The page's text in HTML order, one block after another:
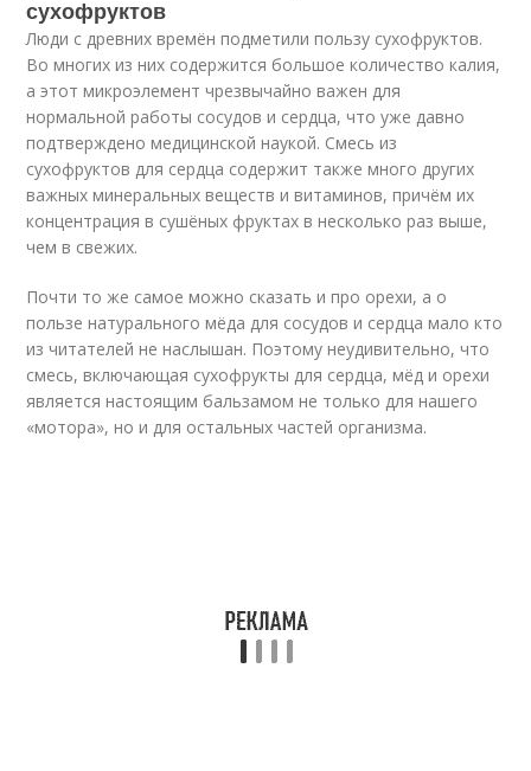
сухофруктов
Люди с древних времён подметили пользу сухофруктов.
Во многих из них содержится большое количество калия,
а этот микроэлемент чрезвычайно важен для
нормальной работы сосудов и сердца, что уже давно
подтверждено медицинской наукой. Смесь из
сухофруктов для сердца содержит также много других
важных минеральных веществ и витаминов, причём их
концентрация в сушёных фруктах в несколько раз выше,
чем в свежих.
Почти то же самое можно сказать и про орехи, а о
пользе натурального мёда для сосудов и сердца мало кто
из читателей не наслышан. Поэтому неудивительно, что
смесь, включающая сухофрукты для сердца, мёд и орехи
является настоящим бальзамом не только для нашего
«мотора», но и для остальных частей организма.